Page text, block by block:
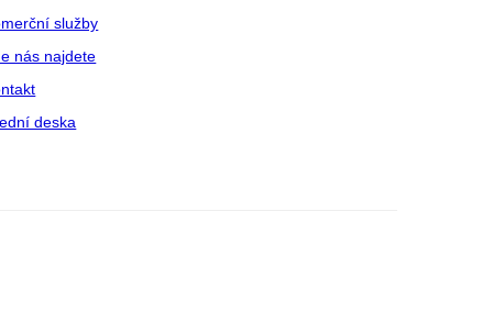
služby
nás najdete
deska